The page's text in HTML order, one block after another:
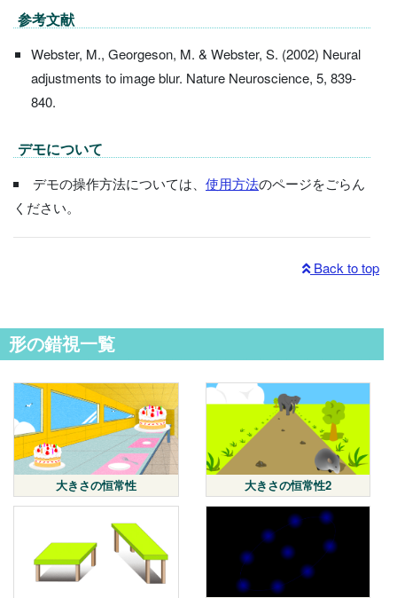
参考文献
Webster, M., Georgeson, M. & Webster, S. (2002) Neural
adjustments to image blur. Nature Neuroscience, 5, 839-
840.
デモについて
デモの操作方法については、 使用方法のページをごらん
ください。
Back to top
形の錯視一覧
大きさの恒常性 大きさの恒常性2